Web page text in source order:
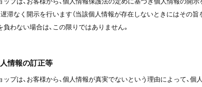
遅滞なく開示を行います（当該個人情報が存在しないときにはその
負わない場合は、この限りではありません。
情報の訂正等
ップは、お客様から、個人情報が真実でないという理由によって、個